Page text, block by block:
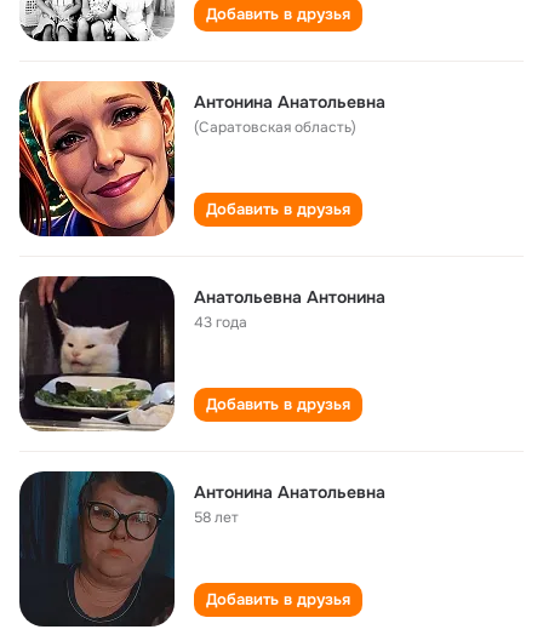
Добавить в друзья
Антонина Анатольевна
(Саратовская область)
Добавить в друзья
Анатольевна Антонина
43 года
Добавить в друзья
Антонина Анатольевна
58 лет
Добавить в друзья